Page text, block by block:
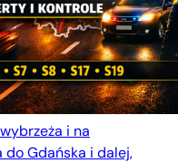
i na
do Gdańska i dalej,